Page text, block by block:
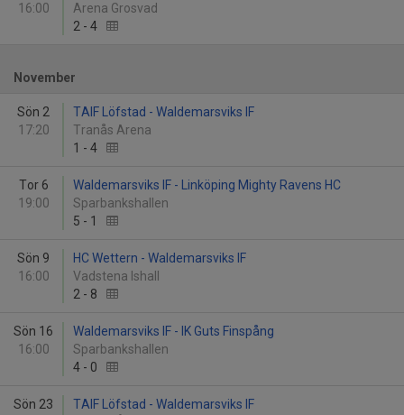
16:00
Arena Grosvad
2 - 4
November
Sön 2
17:20
TAIF Löfstad - Waldemarsviks IF
Tranås Arena
1 - 4
Tor 6
19:00
Waldemarsviks IF - Linköping Mighty Ravens HC
Sparbankshallen
5 - 1
Sön 9
16:00
HC Wettern - Waldemarsviks IF
Vadstena Ishall
2 - 8
Sön 16
16:00
Waldemarsviks IF - IK Guts Finspång
Sparbankshallen
4 - 0
Sön 23
TAIF Löfstad - Waldemarsviks IF